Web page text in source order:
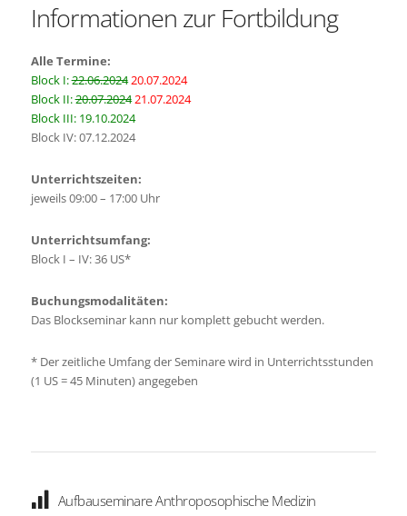
Informationen zur Fortbildung
Alle Termine:
Block I:22.06.202420.07.2024
Block II:20.07.202421.07.2024
Block III: 19.10.2024
Block IV: 07.12.2024
Unterrichtszeiten:
jeweils 09:00 – 17:00 Uhr
Unterrichtsumfang:
Block I – IV: 36 US*
Buchungsmodalitäten:
Das Blockseminar kann nur komplett gebucht werden.
* Der zeitliche Umfang der Seminare wird in Unterrichtsstunden
(1 US = 45 Minuten) angegeben
Aufbauseminare Anthroposophische Medizin